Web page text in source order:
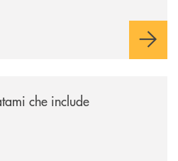
che include